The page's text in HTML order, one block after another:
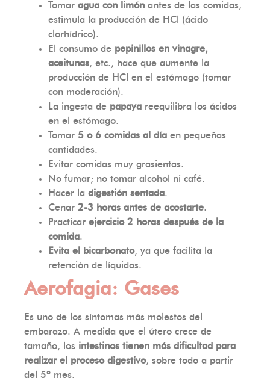
Tomar agua con limón antes de las comidas,
estimula la producción de HCl (ácido
clorhídrico).
El consumo de pepinillos en vinagre,
aceitunas, etc., hace que aumente la
producción de HCl en el estómago (tomar
con moderación).
La ingesta de papaya reequilibra los ácidos
en el estómago.
Tomar 5 o 6 comidas al día en pequeñas
cantidades.
Evitar comidas muy grasientas.
No fumar; no tomar alcohol ni café.
Hacer la digestión sentada.
Cenar 2-3 horas antes de acostarte.
Practicar ejercicio 2 horas después de la
comida.
Evita el bicarbonato, ya que facilita la
retención de líquidos.
Aerofagia: Gases
Es uno de los síntomas más molestos del
embarazo. A medida que el útero crece de
tamaño, los intestinos tienen más dificultad para
realizar el proceso digestivo, sobre todo a partir
del 5º mes.